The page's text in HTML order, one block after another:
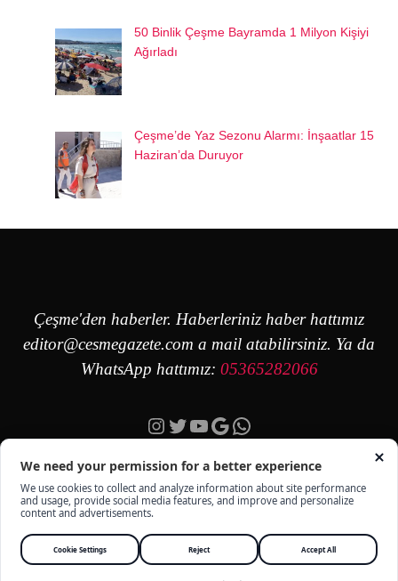
50 Binlik Çeşme Bayramda 1 Milyon Kişiyi
Ağırladı
Çeşme’de Yaz Sezonu Alarmı: İnşaatlar 15
Haziran’da Duruyor
Çeşme'den haberler. Haberleriniz haber hattımız
editor@cesmegazete.com a mail atabilirsiniz. Ya da
WhatsApp hattımız: 05365282066
Instagram
Twitter
YouTube
Google
https://wa.me/
ÇEŞME GAZETE - TÜM HAKKI SAKLIDIR - KÜNYE